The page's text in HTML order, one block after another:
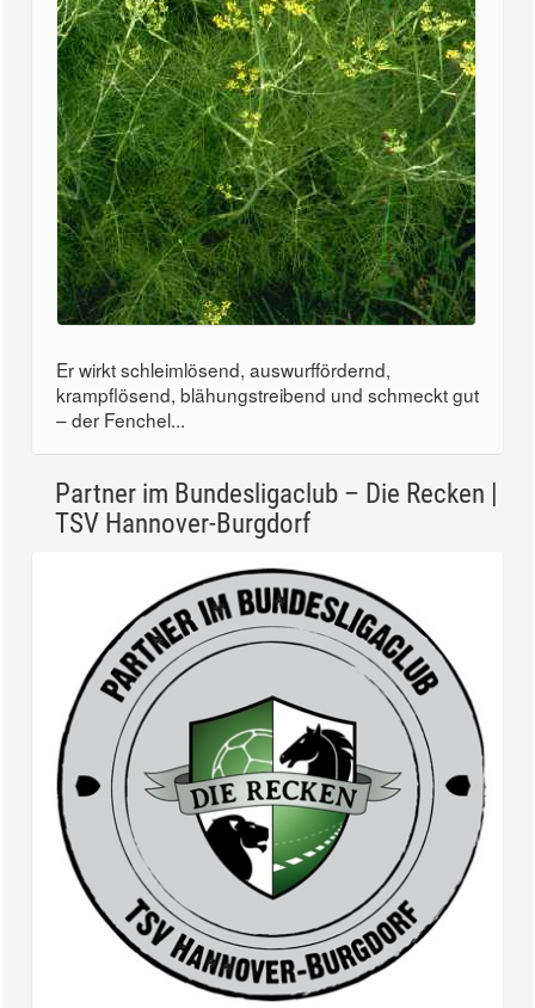
Er wirkt schleimlösend, auswurffördernd,
krampflösend, blähungstreibend und schmeckt gut
– der Fenchel...
Partner im Bundesligaclub – Die Recken |
TSV Hannover-Burgdorf